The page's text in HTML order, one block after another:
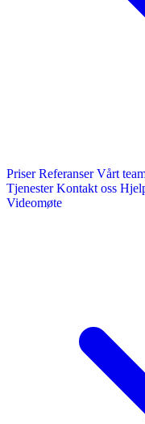
Priser Referanser Vårt
Tjenester Kontakt oss
Videomøte